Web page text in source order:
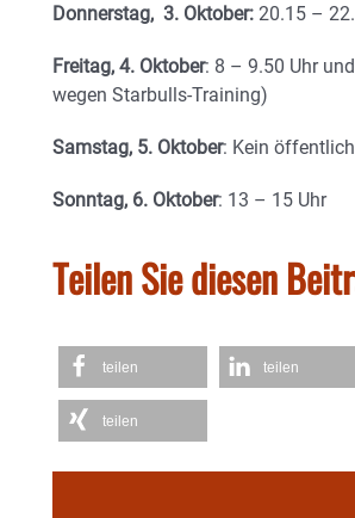
Donnerstag, 3. Oktober: 20.15 –
Freitag, 4. Oktober: 8 – 9.50 Uhr
wegen Starbulls-Training)
Samstag, 5. Oktober: Kein
Sonntag, 6. Oktober: 13 – 15 Uhr
Teilen Sie diesen
teilen teilen
teilen